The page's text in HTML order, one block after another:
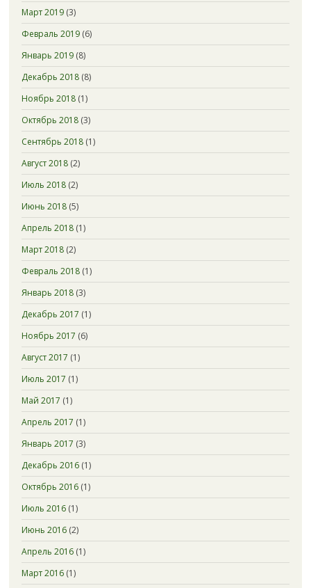
Март 2019(3)
Февраль 2019(6)
Январь 2019(8)
Декабрь 2018(8)
Ноябрь 2018(1)
Октябрь 2018(3)
Сентябрь 2018(1)
Август 2018(2)
Июль 2018(2)
Июнь 2018(5)
Апрель 2018(1)
Март 2018(2)
Февраль 2018(1)
Январь 2018(3)
Декабрь 2017 (1)
Ноябрь 2017 (6)
Август 2017 (1)
Июль 2017 (1)
Май 2017 (1)
Апрель 2017 (1)
Январь 2017 (3)
Декабрь 2016(1)
Октябрь 2016(1)
Июль 2016(1)
Июнь 2016(2)
Апрель 2016(1)
Март 2016(1)